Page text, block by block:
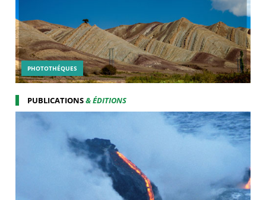
PHOTOTHÉQUES
PUBLICATIONS& ÉDITIONS